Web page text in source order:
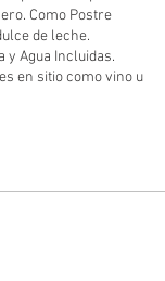
Como Postre
de leche.
y Agua Incluidas.
en sitio como vino u
y utensilios